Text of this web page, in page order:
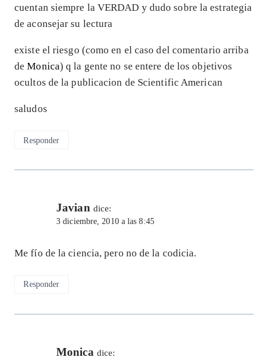
cuentan siempre la VERDAD y dudo sobre la estrategia
de aconsejar su lectura
existe el riesgo (como en el caso del comentario arriba
deMonica) q la gente no se entere de los objetivos
ocultos de la publicacion de Scientific American
saludos
Responder
Javian dice:
3 diciembre, 2010 a las 8:45
Me fío de la ciencia, pero no de la codicia.
Responder
Monica dice: